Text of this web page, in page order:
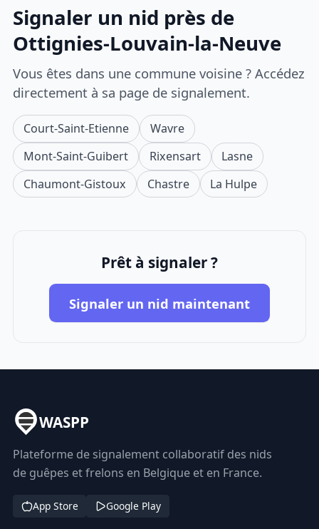
Signaler un nid près de
Ottignies-Louvain-la-Neuve
Vous êtes dans une commune voisine ? Accédez
directement à sa page de signalement.
Court-Saint-Etienne
Wavre
Mont-Saint-Guibert
Rixensart
Lasne
Chaumont-Gistoux
Chastre La Hulpe
Prêt à signaler ?
Signaler un nid maintenant
WASPP
Plateforme de signalement collaboratif des nids
de guêpes et frelons en Belgique et en France.
App Store Google Play